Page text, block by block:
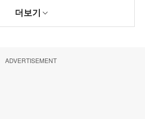
더보기
ADVERTISEMENT